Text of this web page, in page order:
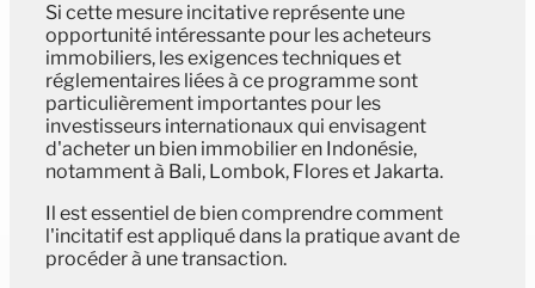
Si cette mesure incitative représente une
opportunité intéressante pour les acheteurs
immobiliers, les exigences techniques et
réglementaires liées à ce programme sont
particulièrement importantes pour les
investisseurs internationaux qui envisagent
d'acheter un bien immobilier en Indonésie,
notamment à Bali, Lombok, Flores et Jakarta.
Il est essentiel de bien comprendre comment
l'incitatif est appliqué dans la pratique avant de
procéder à une transaction.